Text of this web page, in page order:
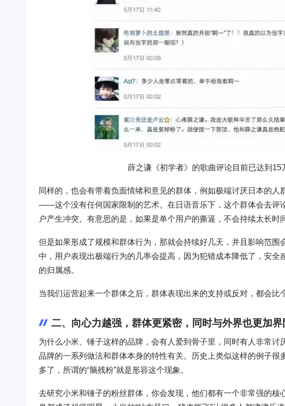
薛之谦《初学者》的歌曲评论目前已达到15
同样的，也会有带着负面情绪和意见的群体，例如极端讨厌日本的
——这个没有任何国家限制的艺术。在日语音乐下，这个群体会去评
户产生冲突。有意思的是，如果是单个用户的撕逼，不会持续太长时
但是如果形成了规模和群体行为，那就会持续好几天，并且影响范
中，用户表现出极端行为的几率会提高，因为犯错成本降低了，安
的归属感。
当我们运营起来一个群体之后，群体表现出来的支持或反对，都会比
二、向心力越强，群体更紧密，同时与外界也更加界
为什么小米、锤子这样的品牌，会有人爱到骨子里，同时有人非常
品牌的一系列做法和群体本身的特性有关。历史上类似这样的例子
多了，所谓的“脑残粉”就是形容这个现象。
去研究小米和锤子的粉丝群体，你会发现，他们都有一个非常强的